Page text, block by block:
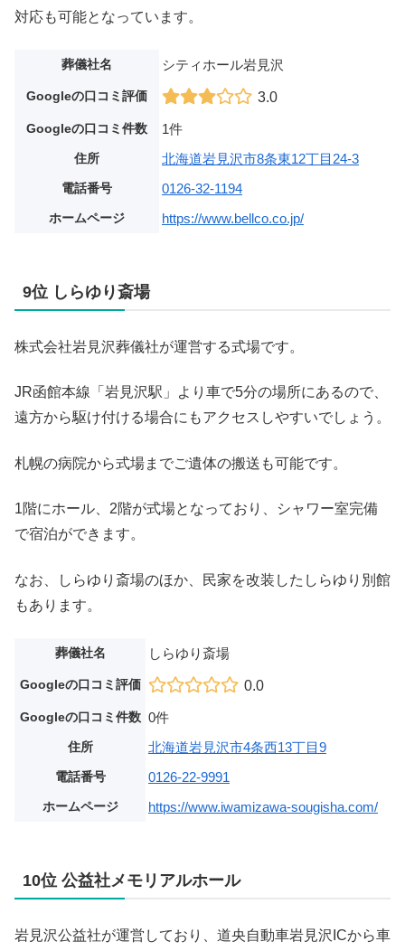
対応も可能となっています。
葬儀社名 シティホール岩見沢
Googleの口コミ評価 3.0
Googleの口コミ件数 1件
住所 北海道岩見沢市8条東12丁目24-3
電話番号 0126-32-1194
ホームページ https://www.bellco.co.jp/
9位 しらゆり斎場
株式会社岩見沢葬儀社が運営する式場です。
JR函館本線「岩見沢駅」より車で5分の場所にあるので、
遠方から駆け付ける場合にもアクセスしやすいでしょう。
札幌の病院から式場までご遺体の搬送も可能です。
1階にホール、2階が式場となっており、シャワー室完備
で宿泊ができます。
なお、しらゆり斎場のほか、民家を改装したしらゆり別館
もあります。
葬儀社名 しらゆり斎場
Googleの口コミ評価 0.0
Googleの口コミ件数 0件
住所 北海道岩見沢市4条西13丁目9
電話番号 0126-22-9991
ホームページ https://www.iwamizawa-sougisha.com/
10位 公益社メモリアルホール
岩見沢公益社が運営しており、道央自動車岩見沢ICから車